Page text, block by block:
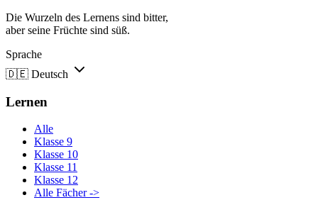
Die Wurzeln des Lernens sind bitter,
aber seine Früchte sind süß.
Sprache
🇩🇪 Deutsch
Lernen
Alle
Klasse 9
Klasse 10
Klasse 11
Klasse 12
Alle Fächer ->